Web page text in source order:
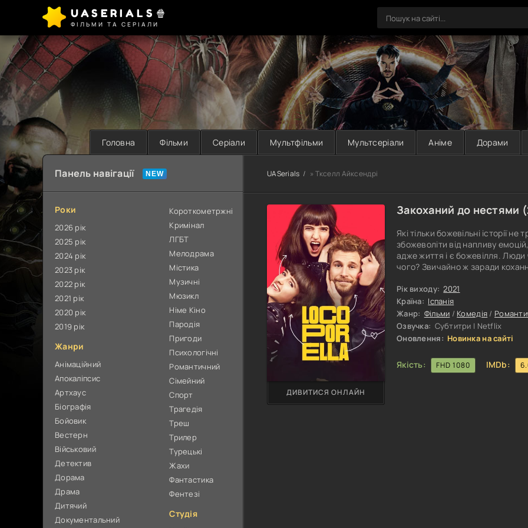
UASERIALS🍿
ФІЛЬМИ ТА СЕРІАЛИ
Головна Фільми Серіали Мультфільми Мультсеріали Аніме Дорами
UASerials » Ткселл Айксендрі
Закоханий до нестями (
Які тільки божевільні історії
збожеволіти від напливу
адже життя і є божевілля. Люди
чого? Звичайно ж заради
якщо ви знайшли таку людину,
відпускати ні в якому разі.
Рік виходу: 2021
Країна: Іспанія
Жанр: Фільми / Комедія /
Озвучка: Субтитри | Netflix
Оновлення: Новинка на сайті
Якість: FHD 1080 IMDb:
ДИВИТИСЯ ОНЛАЙН
Панель навігації
Роки
2026 рік
2025 рік
2024 рік
2023 рік
2022 рік
2021 рік
2020 рік
2019 рік
Жанри
Анімаційний
Апокаліпсис
Артхаус
Біографія
Бойовик
Вестерн
Військовий
Детектив
Дорама
Драма
Дитячий
Документальний
Короткометржні
Кримінал
ЛГБТ
Мелодрама
Містика
Музичні
Мюзикл
Німе Кіно
Пародія
Пригоди
Психологічні
Романтичний
Сімейний
Спорт
Трагедія
Треш
Трилер
Турецькі
Жахи
Фантастика
Фентезі
Студія